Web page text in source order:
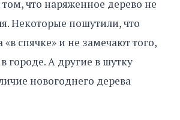
том, что наряженное дерево не
Некоторые пошутили, что
спячке» и не замечают того,
городе. А другие в шутку
новогоднего дерева